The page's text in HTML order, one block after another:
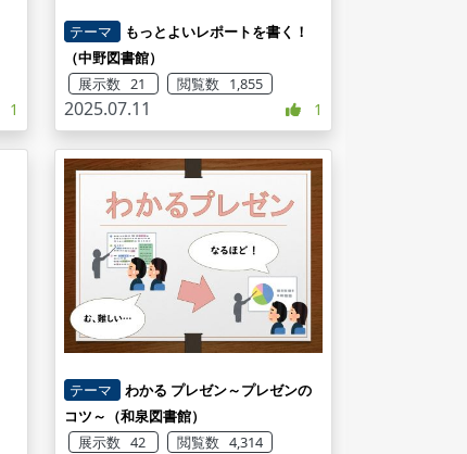
1
テーマ
もっとよいレポートを書く！
（中野図書館）
展示数 21
閲覧数 1,855
2025.07.11 1
テーマ
わかる プレゼン～プレゼンの
コツ～（和泉図書館）
展示数 42
閲覧数 4,314